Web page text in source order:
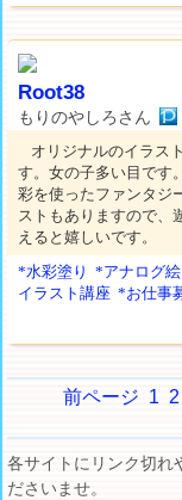
Root38
もりのやしろさん
オリジナルのイラス
す。女の子多い目です
彩を使ったファンタジ
ストもありますので、
えると嬉しいです。
*水彩塗り
*アナログ絵
イラスト講座 *お仕事
前ページ 1 2
各サイトにリンク切れ
ださいませ。